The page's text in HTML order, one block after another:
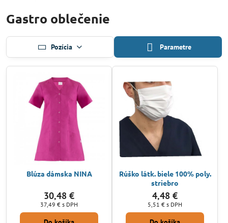
Gastro oblečenie
Pozícia Parametre
Blúza dámska NINA
30,48 €
37,49 € s DPH
Rúško látk. biele 100% poly.
striebro
4,48 €
5,51 € s DPH